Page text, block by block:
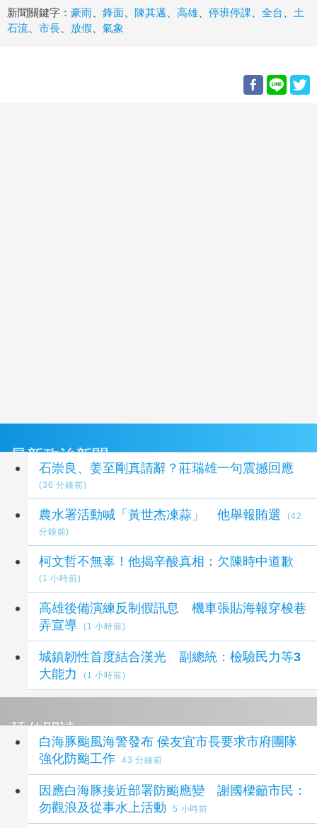
新聞關鍵字： 豪雨 鋒面 陳其邁 高雄 停班停課 全台
土
石流
市長 放假 氣象
最新政治新聞
石崇良、姜至剛真請辭？莊瑞雄一句震撼回應
(36 分鐘前)
農水署活動喊「黃世杰凍蒜」 他舉報賄選
(42
分鐘前)
柯文哲不無辜！他揭辛酸真相：欠陳時中道歉
(1 小時前)
高雄後備演練反制假訊息 機車張貼海報穿梭巷
弄宣導
(1 小時前)
城鎮韌性首度結合漢光 副總統：檢驗民力等3
大能力
(1 小時前)
延伸閱讀
白海豚颱風海警發布 侯友宜市長要求市府團隊
強化防颱工作
43 分鐘前
因應白海豚接近部署防颱應變 謝國樑籲市民：
勿觀浪及從事水上活動
5 小時前